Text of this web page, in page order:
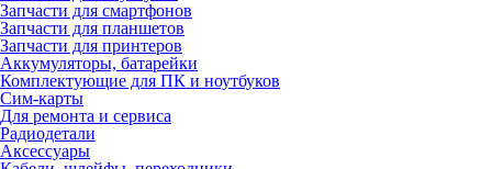
Запчасти для смартфонов
Запчасти для планшетов
Запчасти для принтеров
Аккумуляторы, батарейки
Комплектующие для ПК и ноутбуков
Сим-карты
Для ремонта и сервиса
Радиодетали
Аксессуары